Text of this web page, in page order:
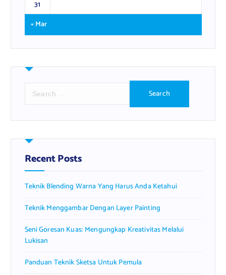
31
« Mar
r
h
f
o
:
Recent Posts
Teknik Blending Warna Yang Harus Anda Ketahui
Teknik Menggambar Dengan Layer Painting
Seni Goresan Kuas: Mengungkap Kreativitas Melalui
Lukisan
Panduan Teknik Sketsa Untuk Pemula